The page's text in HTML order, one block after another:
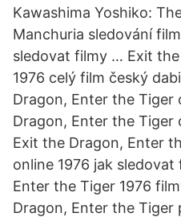
Kawashima Yoshiko:
Manchuria sledování
sledovat filmy … Exit
1976 celý film český
Dragon, Enter the Tiger
Dragon, Enter the Tiger
Exit the Dragon, Enter
online 1976 jak
Enter the Tiger 1976
Dragon, Enter the Tiger